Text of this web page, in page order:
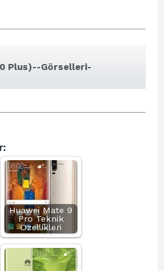
Plus)--Görselleri-
Huawei Mate 9
Pro Teknik
Özellikleri